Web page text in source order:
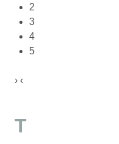
2
3
4
5
› ‹
T